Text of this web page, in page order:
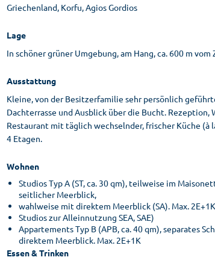
Griechenland, Korfu, Agios Gordios
Lage
In schöner grüner Umgebung, am Hang, ca. 600 m
Ausstattung
Kleine, von der Besitzerfamilie sehr persönlich
Dachterrasse und Ausblick über die Bucht. Rezeption,
Restaurant mit täglich wechselnder, frischer Küche
4 Etagen.
Wohnen
Studios Typ A (ST, ca. 30 qm), teilweise im
seitlicher Meerblick,
wahlweise mit direktem Meerblick (SA). Max. 2E+1K
Studios zur Alleinnutzung SEA, SAE)
Appartements Typ B (APB, ca. 40 qm), separates
direktem Meerblick. Max. 2E+1K
Essen & Trinken